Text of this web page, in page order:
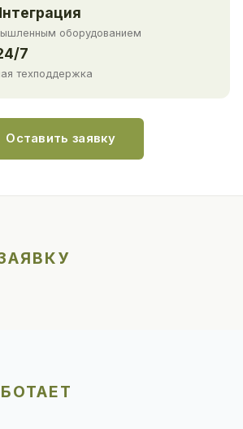
оборудованием
7
техподдержка
Оставить заявку